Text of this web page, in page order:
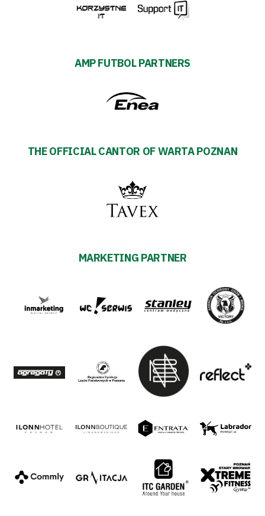
AMP FUTBOL PARTNERS
THE OFFICIAL CANTOR OF WARTA POZNAN
MARKETING PARTNER